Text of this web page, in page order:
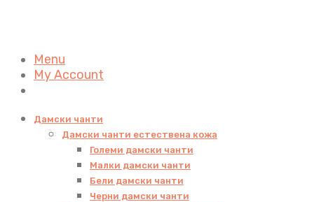
Menu
My Account
Дамски чанти
Дамски чанти естествена кожа
Големи дамски чанти
Малки дамски чанти
Бели дамски чанти
Черни дамски чанти